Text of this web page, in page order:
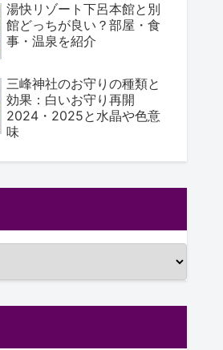
湯快リゾート下呂本館と別
館どっちが良い？部屋・食
事・温泉を紹介
三峰神社のお守りの種類と
効果：白いお守り再開
2024・2025と水晶や色意
味